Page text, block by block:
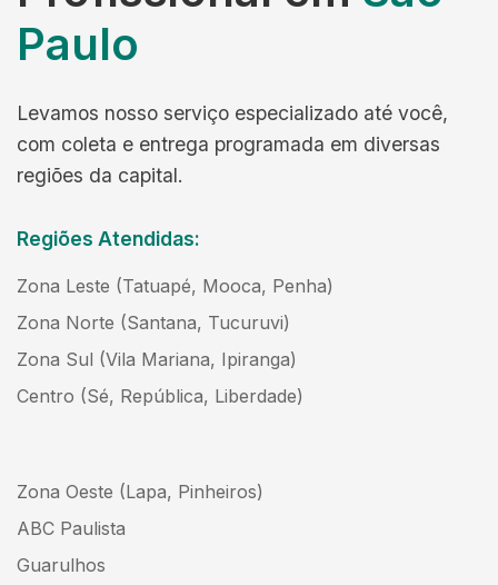
Paulo
Levamos nosso serviço especializado até você,
com coleta e entrega programada em diversas
regiões da capital.
Regiões Atendidas:
Zona Leste (Tatuapé, Mooca, Penha)
Zona Norte (Santana, Tucuruvi)
Zona Sul (Vila Mariana, Ipiranga)
Centro (Sé, República, Liberdade)
Zona Oeste (Lapa, Pinheiros)
ABC Paulista
Guarulhos